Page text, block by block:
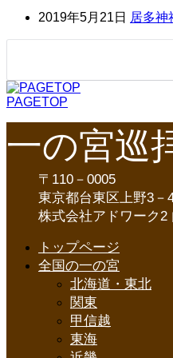
2019年5月21日 居多神
PAGETOP
一の宮巡
〒110－0005
東京都台東区上野3－
株式会社アドワーク2
トップページ
全国の一の宮
北海道・東北
関東
甲信越
東海